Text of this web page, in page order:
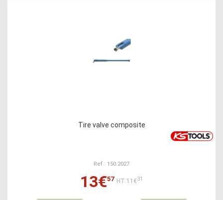
Tire valve composite
Ref : 150.2027
13€57 HT:11€31